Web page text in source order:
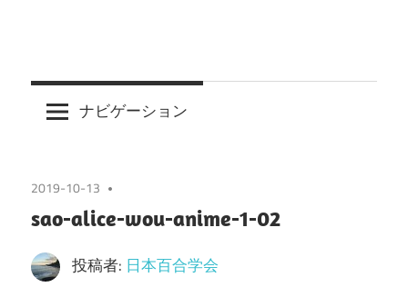
ナビゲーション
2019-10-13
sao-alice-wou-anime-1-02
投稿者: 日本百合学会